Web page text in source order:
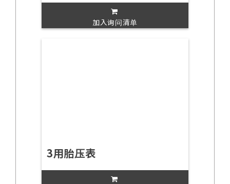
加入询问清单
3用胎压表